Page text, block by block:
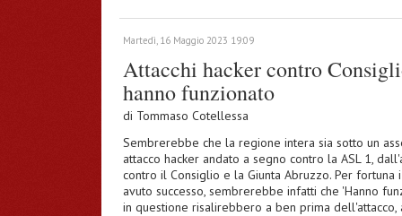
Martedì, 16 Maggio 2023 19:09
Attacchi hacker contro
hanno funzionato
di Tommaso Cotellessa
Sembrerebbe che la regione intera sia sotto un
attacco hacker andato a segno contro la ASL 1,
contro il Consiglio e la Giunta Abruzzo. Per
avuto successo, sembrerebbe infatti che 'Hanno
in questione risalirebbero a ben prima